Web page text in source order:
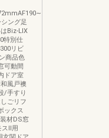
ング足
Biz-LIX
特別仕
リビ
商品色
可動間
ドア室
風戸襖
/手すり
ごリフ
ックス
材DS窓
スⅡ用